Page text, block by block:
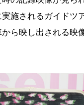
施されるガイドツ
ら映し出される映